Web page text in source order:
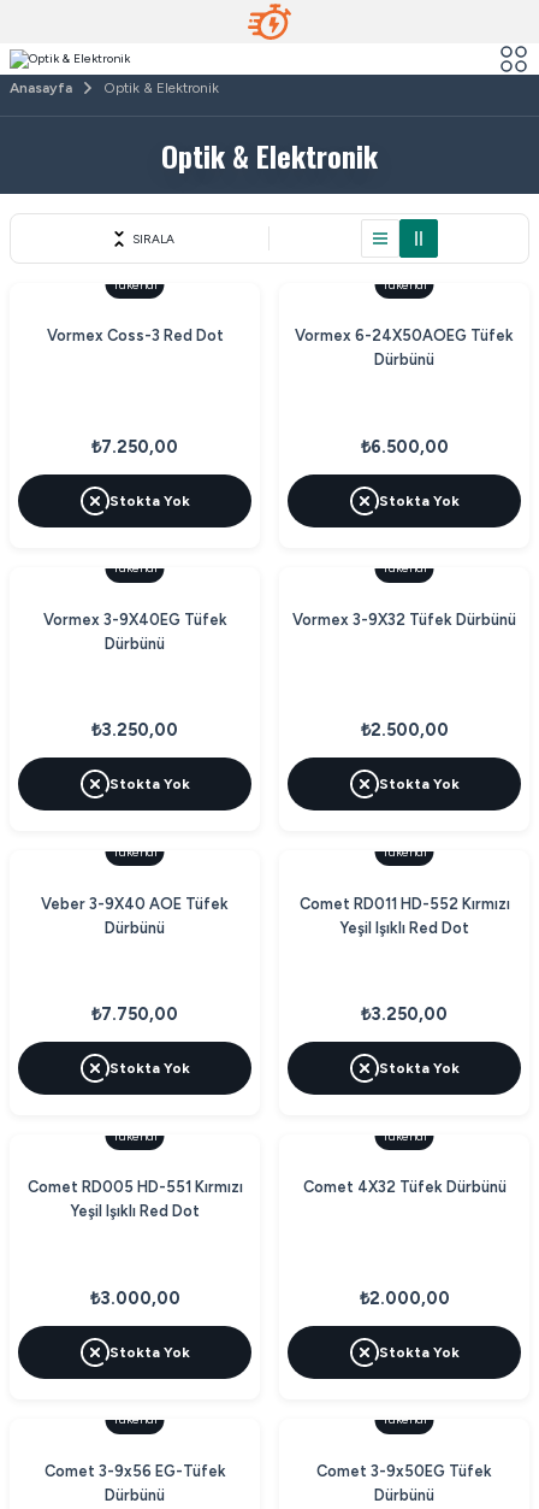
Anasayfa Optik & Elektronik
Optik & Elektronik
SIRALA
Tükendi
Vormex Coss-3 Red Dot
₺7.250,00
Stokta Yok
Tükendi
Vormex 6-24X50AOEG Tüfek
Dürbünü
₺6.500,00
Stokta Yok
Tükendi
Vormex 3-9X40EG Tüfek
Dürbünü
₺3.250,00
Stokta Yok
Tükendi
Vormex 3-9X32 Tüfek Dürbünü
₺2.500,00
Stokta Yok
Tükendi
Veber 3-9X40 AOE Tüfek
Dürbünü
₺7.750,00
Stokta Yok
Tükendi
Comet RD011 HD-552 Kırmızı
Yeşil Işıklı Red Dot
₺3.250,00
Stokta Yok
Tükendi
Comet RD005 HD-551 Kırmızı
Yeşil Işıklı Red Dot
₺3.000,00
Stokta Yok
Tükendi
Comet 4X32 Tüfek Dürbünü
₺2.000,00
Stokta Yok
Tükendi
Comet 3-9x56 EG-Tüfek
Dürbünü
Tükendi
Comet 3-9x50EG Tüfek
Dürbünü